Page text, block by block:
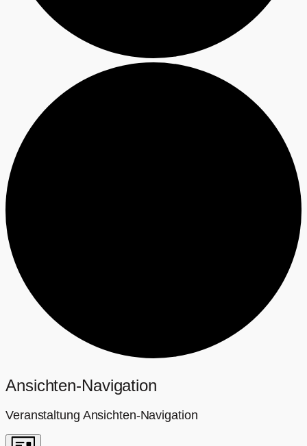
Veranstaltungen
Ansichten-Navigation
Veranstaltung Ansichten-Navigation